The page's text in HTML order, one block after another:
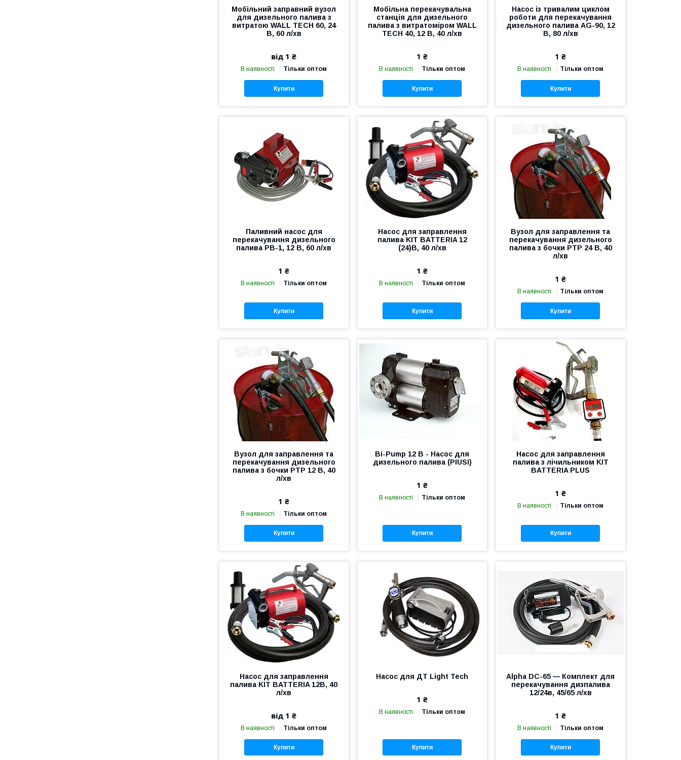
Мобільний заправний вузол
для дизельного палива з
витратою WALL TECH 60, 24
В, 60 л/хв
від 1 ₴
В наявності Тільки оптом
Купити
Мобільна перекачувальна
станція для дизельного
палива з витратоміром WALL
TECH 40, 12 В, 40 л/хв
1 ₴
В наявності Тільки оптом
Купити
Насос із тривалим циклом
роботи для перекачування
дизельного палива AG-90, 12
В, 80 л/хв
1 ₴
В наявності Тільки оптом
Купити
Паливний насос для
перекачування дизельного
палива PB-1, 12 В, 60 л/хв
1 ₴
В наявності Тільки оптом
Купити
Насос для заправлення
палива KIT BATTERIA 12
(24)В, 40 л/хв
1 ₴
В наявності Тільки оптом
Купити
Вузол для заправлення та
перекачування дизельного
палива з бочки PTP 24 В, 40
л/хв
1 ₴
В наявності Тільки оптом
Купити
Вузол для заправлення та
перекачування дизельного
палива з бочки PTP 12 В, 40
л/хв
1 ₴
В наявності Тільки оптом
Купити
Bi-Pump 12 В - Насос для
дизельного палива (PIUSI)
1 ₴
В наявності Тільки оптом
Купити
Насос для заправлення
палива з лічильником KIT
BATTERIA PLUS
1 ₴
В наявності Тільки оптом
Купити
Насос для заправлення
палива KIT BATTERIA 12В, 40
л/хв
від 1 ₴
В наявності Тільки оптом
Купити
Насос для ДТ Light Tech
1 ₴
В наявності Тільки оптом
Купити
Alpha DC-65 — Комплект для
перекачування дизпалива
12/24в, 45/65 л/хв
1 ₴
В наявності Тільки оптом
Купити